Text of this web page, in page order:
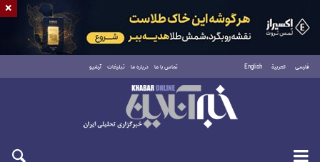
فارسی العربية English تماس با ما درباره ما تبلیغات آرشیو
پنجشنبه ۱۵ مرداد ۱۴۰۵
×